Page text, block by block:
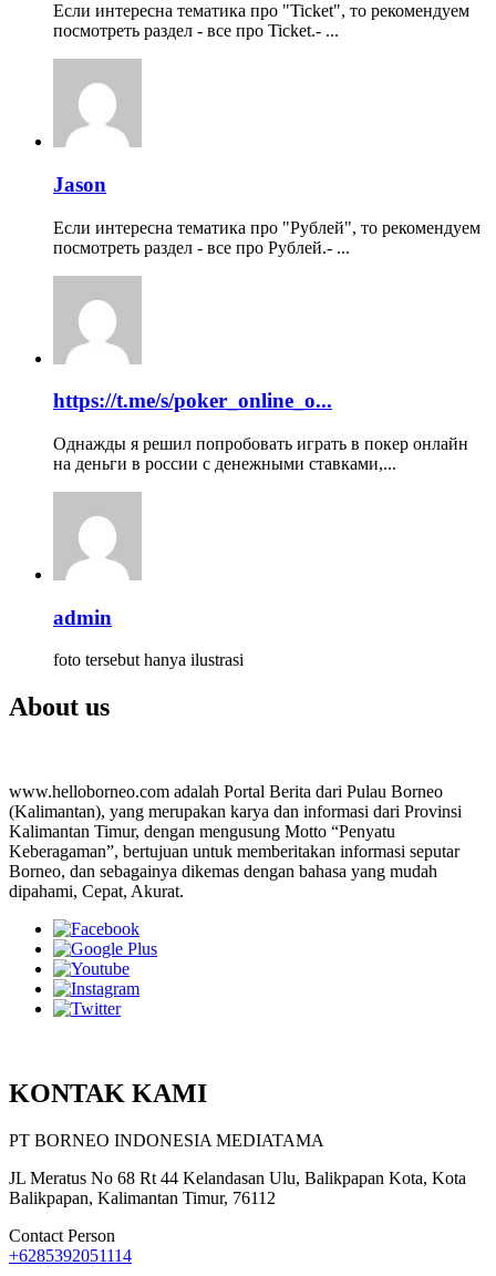
Если интересна тематика про "Ticket", то рекомендуем
посмотреть раздел - все про Ticket.- ...
Jason
Если интересна тематика про "Рублей", то рекомендуем
посмотреть раздел - все про Рублей.- ...
https://t.me/s/poker_online_o...
Однажды я решил попробовать играть в покер онлайн
на деньги в россии с денежными ставками,...
admin
foto tersebut hanya ilustrasi
About us
www.helloborneo.com adalah Portal Berita dari Pulau Borneo
(Kalimantan), yang merupakan karya dan informasi dari Provinsi
Kalimantan Timur, dengan mengusung Motto “Penyatu
Keberagaman”, bertujuan untuk memberitakan informasi seputar
Borneo, dan sebagainya dikemas dengan bahasa yang mudah
dipahami, Cepat, Akurat.
KONTAK KAMI
PT BORNEO INDONESIA MEDIATAMA
JL Meratus No 68 Rt 44 Kelandasan Ulu, Balikpapan Kota, Kota
Balikpapan, Kalimantan Timur, 76112
Contact Person
+6285392051114